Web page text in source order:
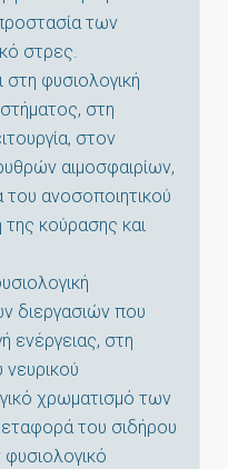
των
στρες.
στη φυσιολογική
στη
στον
αιμοσφαιρίων,
του ανοσοποιητικού
κούρασης και
διεργασιών που
ενέργειας, στη
νευρικού
χρωματισμό των
του σιδήρου